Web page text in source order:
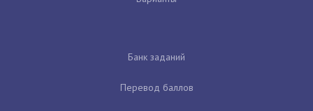
Банк заданий
Перевод баллов